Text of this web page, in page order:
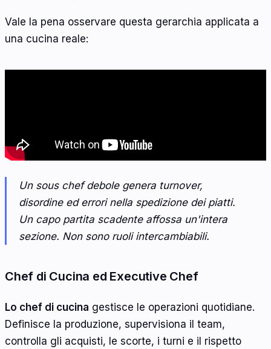
Vale la pena osservare questa gerarchia applicata a
una cucina reale:
Un sous chef debole genera turnover,
disordine ed errori nella spedizione dei piatti.
Un capo partita scadente affossa un'intera
sezione. Non sono ruoli intercambiabili.
Chef di Cucina ed Executive Chef
Lo chef di cucina gestisce le operazioni quotidiane.
Definisce la produzione, supervisiona il team,
controlla gli acquisti, le scorte, i turni e il rispetto